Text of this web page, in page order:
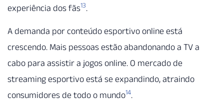
experiência dos fãs13.
A demanda por conteúdo esportivo online está
crescendo. Mais pessoas estão abandonando a TV a
cabo para assistir a jogos online. O mercado de
streaming esportivo está se expandindo, atraindo
consumidores de todo o mundo14.